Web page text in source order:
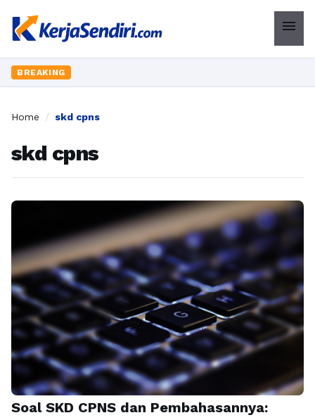
menu
BREAKING
Home / skd cpns
skd cpns
Soal SKD CPNS dan Pembahasannya: